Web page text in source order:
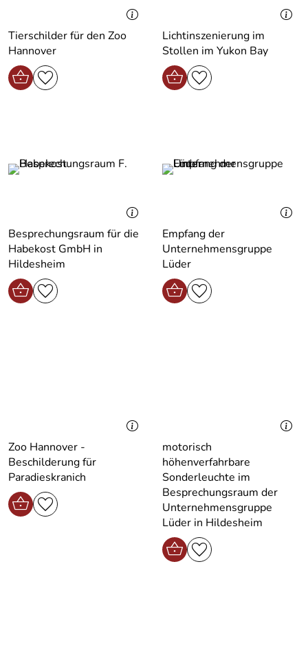
Tierschilder für den Zoo
Hannover
Lichtinszenierung im
Stollen im Yukon Bay
Besprechungsraum für die
Habekost GmbH in
Hildesheim
Empfang der
Unternehmensgruppe
Lüder
Zoo Hannover -
Beschilderung für
Paradieskranich
motorisch
höhenverfahrbare
Sonderleuchte im
Besprechungsraum der
Unternehmensgruppe
Lüder in Hildesheim